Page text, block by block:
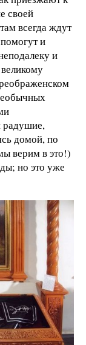
своей
всегда ждут
и
и
радушие,
домой, по
верим в это!)
но это уже